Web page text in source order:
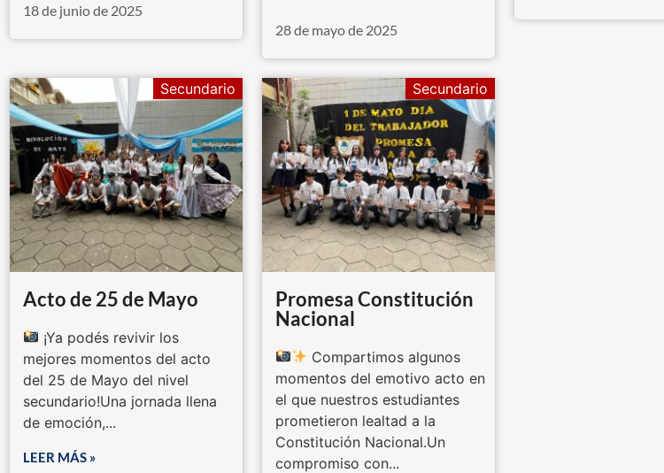
18 de junio de 2025
28 de mayo de 2025
Acto de 25 de Mayo
¡Ya podés revivir los
mejores momentos del acto
del 25 de Mayo del nivel
secundario!Una jornada llena
de emoción,...
LEER MÁS »
Secundario
Promesa Constitución
Nacional
Compartimos algunos
momentos del emotivo acto en
el que nuestros estudiantes
prometieron lealtad a la
Constitución Nacional.Un
compromiso con...
Secundario